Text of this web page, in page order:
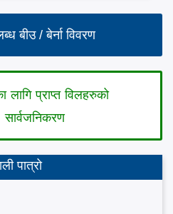
बीउ / बेर्ना विवरण
लागि प्राप्त विलहरुको
सार्वजनिकरण
पात्रो